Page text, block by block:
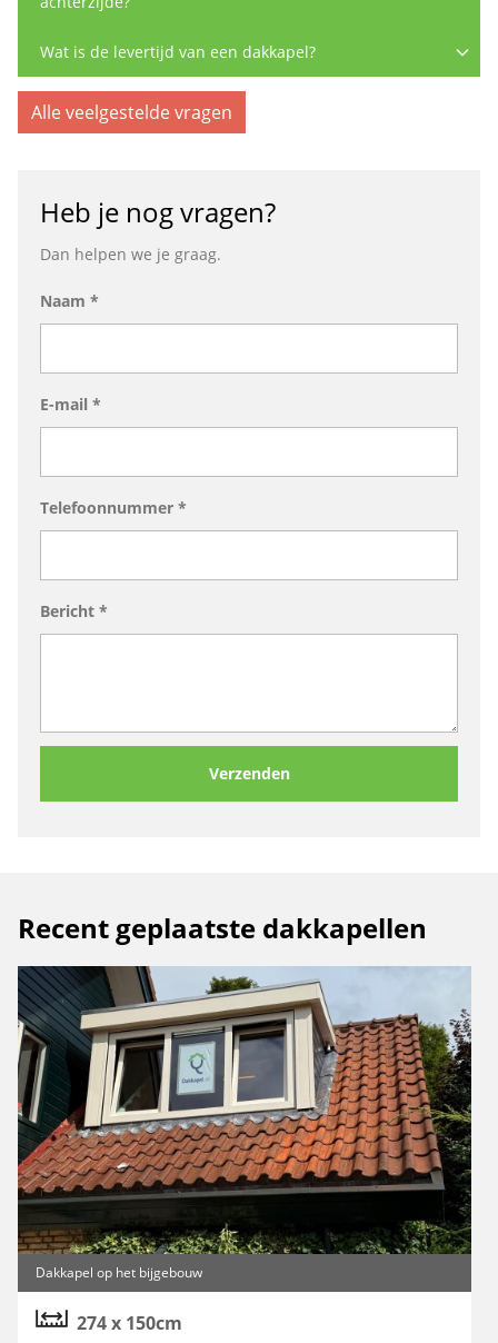
Wat is de levertijd van een dakkapel?
Alle veelgestelde vragen
Heb je nog vragen?
Dan helpen we je graag.
Naam *
E-mail *
Telefoonnummer *
Bericht *
Recent geplaatste dakkapellen
Dakkapel op het bijgebouw
274 x 150cm